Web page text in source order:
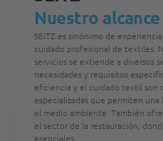
Nuestro
SEITZ es sinónimo de
cuidado profesional de textiles.
servicios se extiende a diversos
necesidades y requisitos
eficiencia y el cuidado textil son
especializadas que permiten
el medio ambiente. También
el sector de la restauración,
esenciales.